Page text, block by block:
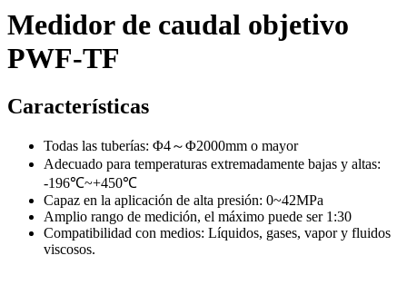
Medidor de caudal objetivo
PWF-TF
Características
Todas las tuberías: Φ4～Φ2000mm o mayor
Adecuado para temperaturas extremadamente bajas y altas:
-196℃~+450℃
Capaz en la aplicación de alta presión: 0~42MPa
Amplio rango de medición, el máximo puede ser 1:30
Compatibilidad con medios: Líquidos, gases, vapor y fluidos
viscosos.